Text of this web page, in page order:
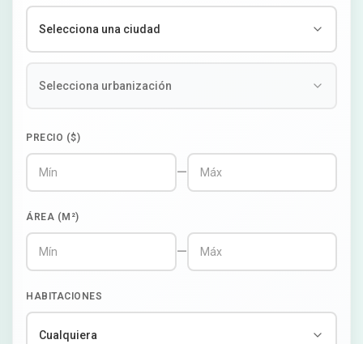
PRECIO ($)
—
ÁREA (M²)
—
HABITACIONES